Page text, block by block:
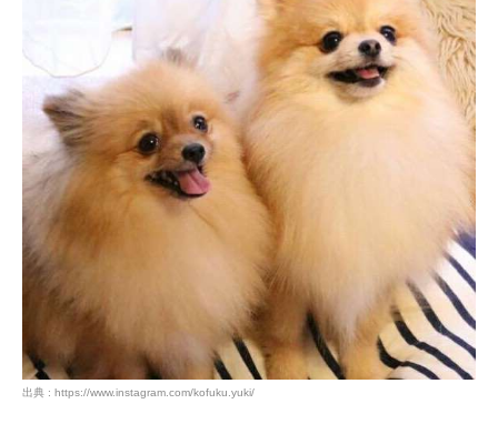
出典 : https://www.instagram.com/kofuku.yuki/